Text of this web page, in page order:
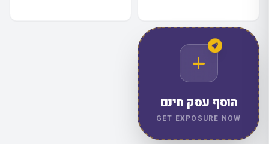
מהמחפשים
הוסף עסק חינם
GET EXPOSURE NOW